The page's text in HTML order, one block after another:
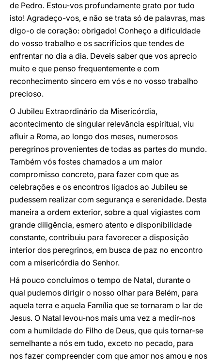
de Pedro. Estou-vos profundamente grato por tudo
isto! Agradeço-vos, e não se trata só de palavras, mas
digo-o de coração: obrigado! Conheço a dificuldade
do vosso trabalho e os sacrifícios que tendes de
enfrentar no dia a dia. Deveis saber que vos aprecio
muito e que penso frequentemente e com
reconhecimento sincero em vós e no vosso trabalho
precioso.
O Jubileu Extraordinário da Misericórdia,
acontecimento de singular relevância espiritual, viu
afluir a Roma, ao longo dos meses, numerosos
peregrinos provenientes de todas as partes do mundo.
Também vós fostes chamados a um maior
compromisso concreto, para fazer com que as
celebrações e os encontros ligados ao Jubileu se
pudessem realizar com segurança e serenidade. Desta
maneira a ordem exterior, sobre a qual vigiastes com
grande diligência, esmero atento e disponibilidade
constante, contribuiu para favorecer a disposição
interior dos peregrinos, em busca de paz no encontro
com a misericórdia do Senhor.
Há pouco concluímos o tempo de Natal, durante o
qual pudemos dirigir o nosso olhar para Belém, para
aquela terra e aquela Família que se tornaram o lar de
Jesus. O Natal levou-nos mais uma vez a medir-nos
com a humildade do Filho de Deus, que quis tornar-se
semelhante a nós em tudo, exceto no pecado, para
nos fazer compreender com que amor nos amou e nos